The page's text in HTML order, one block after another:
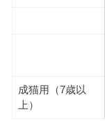
成猫用（7歳以
上）